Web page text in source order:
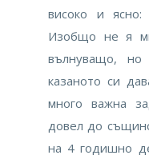
високо и
Изобщо не я
вълнуващо, но
казаното си
много важна
довел до
на 4 годишно